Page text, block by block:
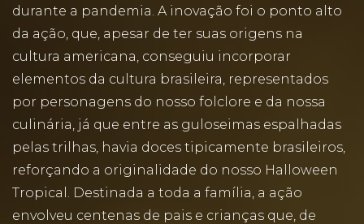
durante a pandemia. A inovação foi o ponto alto
da ação, que, apesar de ter suas origens na
cultura americana, conseguiu incorporar
elementos da cultura brasileira, representados
por personagens do nosso folclore e da nossa
culinária, já que entre as guloseimas espalhadas
pelas trilhas, havia doces tipicamente brasileiros,
reforçando a originalidade do nosso Halloween
Tropical. Destinada a toda a família, a ação
envolveu centenas de pais e crianças que, de